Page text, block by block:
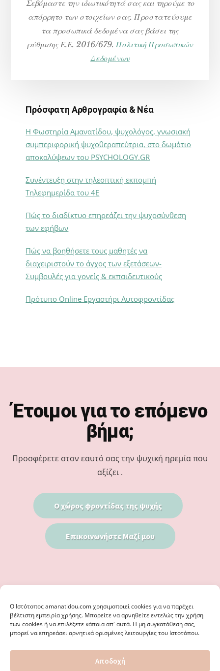
Ο Iστότοπος amanatidou.com χρησιμοποιεί cookies για να παρέχει
βέλτιστη εμπειρία χρήσης. Μπορείτε να αρνηθείτε εντελώς την χρήση
των cookies ή να επιλέξετε κάποια απ' αυτά. Η μη συγκατάθεση σας,
μπορεί να επηρεάσει αρνητικά ορισμένες λειτουργίες του Ιστοτόπου.
Αποδοχή
Σεβόμαστε την ιδιωτικότητά σας και τηρούμε το
απόρρητο των στοιχείων σας. Προστατεύουμε
τα προσωπικά δεδομένα σας βάσει της
ρύθμισης Ε.Ε. 2016/679. Πολιτική Προσωπικών
Δεδομένων
Πρόσφατη Αρθρογραφία & Νέα
Η Φωστηρία Αμανατίδου, ψυχολόγος, γνωσιακή
συμπεριφορική ψυχοθεραπεύτρια, στο δωμάτιο
αποκαλύψεων του PSYCHOLOGY.GR
Συνέντευξη στην τηλεοπτική εκπομπή
Τηλεφημερίδα του 4Ε
Πώς το διαδίκτυο επηρεάζει την ψυχοσύνθεση
των εφήβων
Πώς να βοηθήσετε τους μαθητές να
διαχειριστούν το άγχος των εξετάσεων-
Συμβουλές για γονείς & εκπαιδευτικούς
Πρότυπο Online Εργαστήρι Αυτοφροντίδας
Έτοιμοι για το επόμενο
βήμα;
Προσφέρετε στον εαυτό σας την ψυχική ηρεμία που
αξίζει .
Ο χώρος φροντίδας της ψυχής
Επικοινωνήστε Μαζί μου
ΘΕΣΣΑΛΟΝΊΚΗ - ΕΙΔΙΚΌΣ ΣΤΗ ΓΝΩΣΤΙΚΉ ΣΥΜΠΕΡΙΦΟΡΙΚΉ